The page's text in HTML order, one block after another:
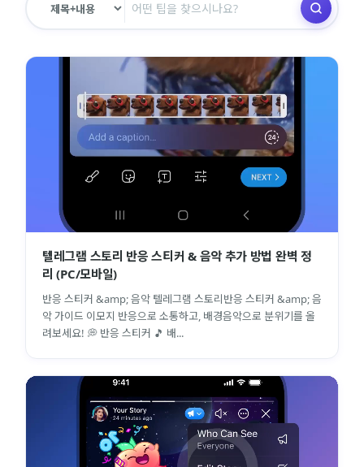
텔레그램 스토리 반응 스티커 & 음악 추가 방법 완벽 정
리 (PC/모바일)
반응 스티커 &amp; 음악 텔레그램 스토리반응 스티커 &amp; 음
악 가이드 이모지 반응으로 소통하고, 배경음악으로 분위기를 올
려보세요! 💭 반응 스티커 🎵 배...